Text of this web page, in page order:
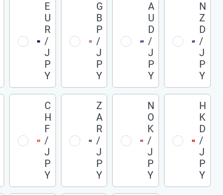
E
U
R
/
J
P
Y
G
B
P
/
J
P
Y
A
U
D
/
J
P
Y
N
Z
D
/
J
P
Y
C
H
F
/
J
P
Y
Z
A
R
/
J
P
Y
N
O
K
/
J
P
Y
H
K
D
/
J
P
Y